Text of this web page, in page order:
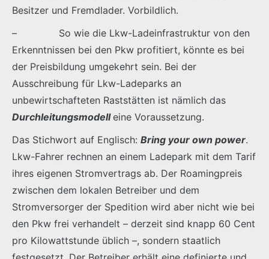
Besitzer und Fremdlader. Vorbildlich.
– So wie die Lkw-Ladeinfrastruktur von den
Erkenntnissen bei den Pkw profitiert, könnte es bei
der Preisbildung umgekehrt sein. Bei der
Ausschreibung für Lkw-Ladeparks an
unbewirtschafteten Raststätten ist nämlich das
Durchleitungsmodell eine Voraussetzung.
Das Stichwort auf Englisch: Bring your own power.
Lkw-Fahrer rechnen an einem Ladepark mit dem Tarif
ihres eigenen Stromvertrags ab. Der Roamingpreis
zwischen dem lokalen Betreiber und dem
Stromversorger der Spedition wird aber nicht wie bei
den Pkw frei verhandelt – derzeit sind knapp 60 Cent
pro Kilowattstunde üblich –, sondern staatlich